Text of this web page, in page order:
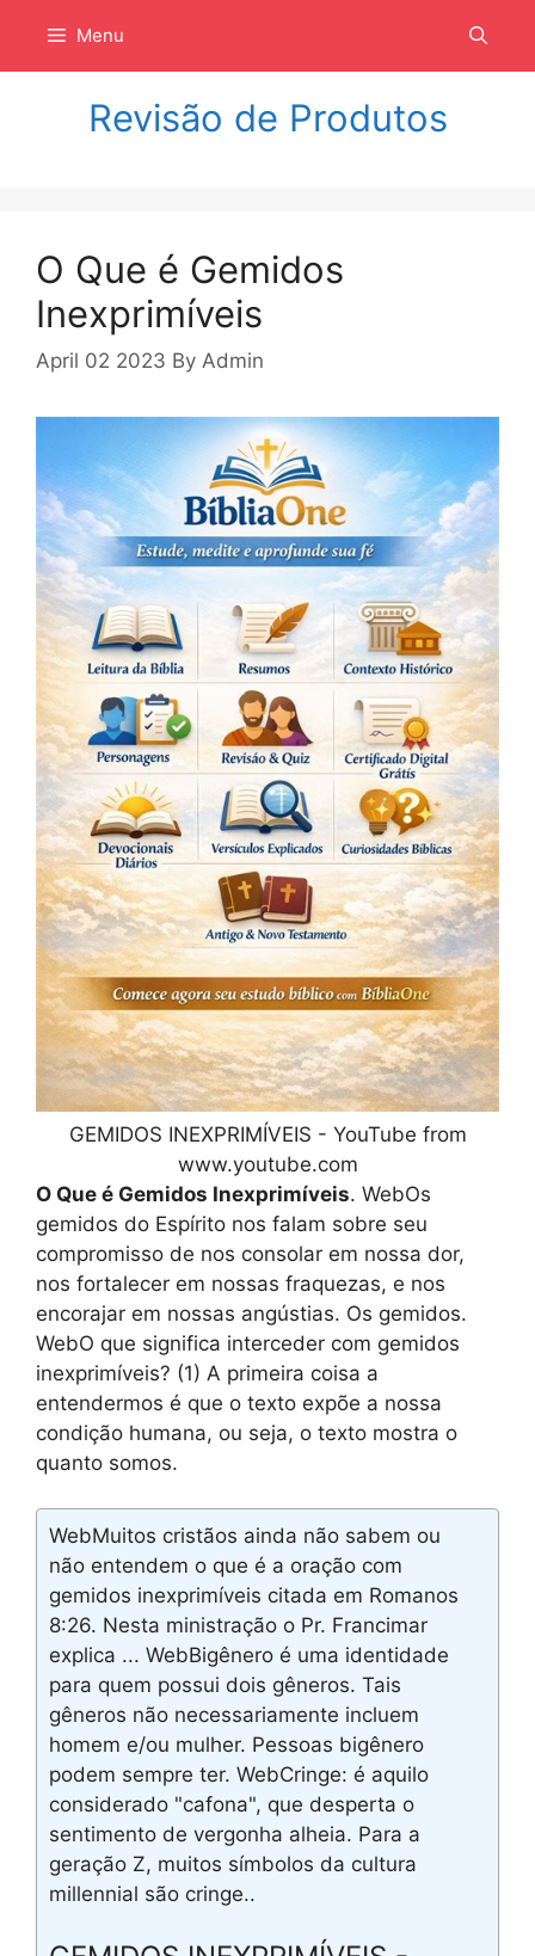
isi
Menu
Revisão de Produtos
O Que é Gemidos
Inexprimíveis
April 02 2023 By Admin
GEMIDOS INEXPRIMÍVEIS - YouTube from
www.youtube.com
O Que é Gemidos Inexprimíveis. WebOs
gemidos do Espírito nos falam sobre seu
compromisso de nos consolar em nossa dor,
nos fortalecer em nossas fraquezas, e nos
encorajar em nossas angústias. Os gemidos.
WebO que significa interceder com gemidos
inexprimíveis? (1) A primeira coisa a
entendermos é que o texto expõe a nossa
condição humana, ou seja, o texto mostra o
quanto somos.
WebMuitos cristãos ainda não sabem ou
não entendem o que é a oração com
gemidos inexprimíveis citada em Romanos
8:26. Nesta ministração o Pr. Francimar
explica ... WebBigênero é uma identidade
para quem possui dois gêneros. Tais
gêneros não necessariamente incluem
homem e/ou mulher. Pessoas bigênero
podem sempre ter. WebCringe: é aquilo
considerado "cafona", que desperta o
sentimento de vergonha alheia. Para a
geração Z, muitos símbolos da cultura
millennial são cringe..